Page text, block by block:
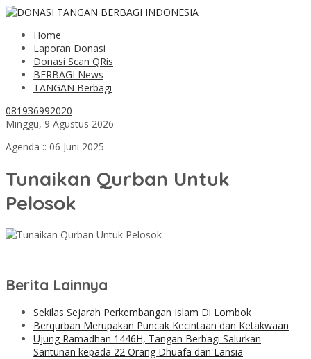
Home
Laporan Donasi
Donasi Scan QRis
BERBAGI News
TANGAN Berbagi
081936992020
Minggu, 9 Agustus 2026
Agenda :: 06 Juni 2025
Tunaikan Qurban Untuk
Pelosok
Berita Lainnya
Sekilas Sejarah Perkembangan Islam Di Lombok
Berqurban Merupakan Puncak Kecintaan dan Ketakwaan
Ujung Ramadhan 1446H, Tangan Berbagi Salurkan
Santunan kepada 22 Orang Dhuafa dan Lansia